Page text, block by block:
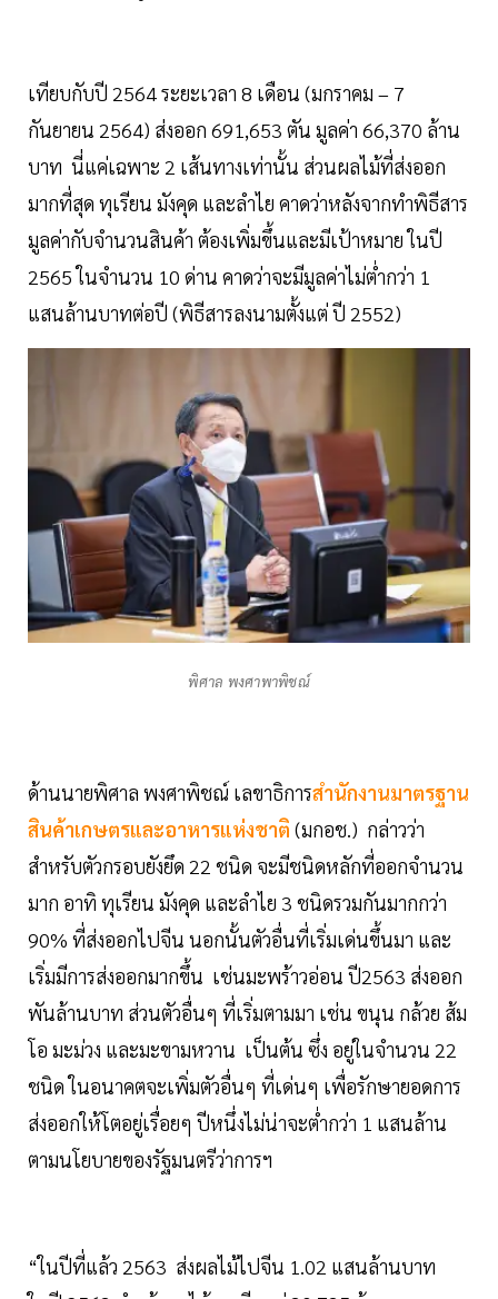
เทียบกับปี 2564 ระยะเวลา 8 เดือน (มกราคม – 7
กันยายน 2564) ส่งออก 691,653 ตัน มูลค่า 66,370 ล้าน
บาท นี่แค่เฉพาะ 2 เส้นทางเท่านั้น ส่วนผลไม้ที่ส่งออก
มากที่สุด ทุเรียน มังคุด และลำไย คาดว่าหลังจากทำพิธีสาร
มูลค่ากับจำนวนสินค้า ต้องเพิ่มขึ้นและมีเป้าหมาย ในปี
2565 ในจำนวน 10 ด่าน คาดว่าจะมีมูลค่าไม่ต่ำกว่า 1
แสนล้านบาทต่อปี (พิธีสารลงนามตั้งแต่ ปี 2552)
พิศาล พงศาพาพิชณ์
ด้านนายพิศาล พงศาพิชณ์ เลขาธิการสำนักงานมาตรฐาน
สินค้าเกษตรและอาหารแห่งชาติ (มกอช.) กล่าวว่า
สำหรับตัวกรอบยังยึด 22 ชนิด จะมีชนิดหลักที่ออกจำนวน
มาก อาทิ ทุเรียน มังคุด และลำไย 3 ชนิดรวมกันมากกว่า
90% ที่ส่งออกไปจีน นอกนั้นตัวอื่นที่เริ่มเด่นขึ้นมา และ
เริ่มมีการส่งออกมากขึ้น เช่นมะพร้าวอ่อน ปี2563 ส่งออก
พันล้านบาท ส่วนตัวอื่นๆ ที่เริ่มตามมา เช่น ขนุน กล้วย ส้ม
โอ มะม่วง และมะขามหวาน เป็นต้น ซึ่ง อยู่ในจำนวน 22
ชนิด ในอนาคตจะเพิ่มตัวอื่นๆ ที่เด่นๆ เพื่อรักษายอดการ
ส่งออกให้โตอยู่เรื่อยๆ ปีหนึ่งไม่น่าจะต่ำกว่า 1 แสนล้าน
ตามนโยบายของรัฐมนตรีว่าการฯ
“ในปีที่แล้ว 2563 ส่งผลไม้ไปจีน 1.02 แสนล้านบาท